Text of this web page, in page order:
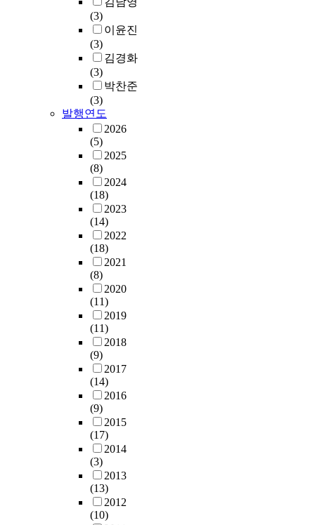
(3)
이윤진
(3)
김경화
(3)
박찬준
(3)
발행연도
2026
(5)
2025
(8)
2024
(18)
2023
(14)
2022
(18)
2021
(8)
2020
(11)
2019
(11)
2018
(9)
2017
(14)
2016
(9)
2015
(17)
2014
(3)
2013
(13)
2012
(10)